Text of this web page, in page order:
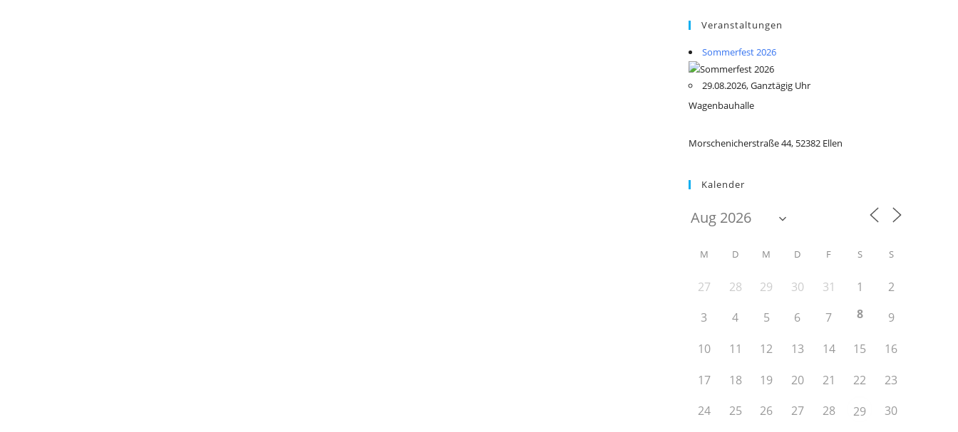
Veranstaltungen
Sommerfest 2026
29.08.2026, Ganztägig Uhr
Wagenbauhalle
Morschenicherstraße 44, 52382 Ellen
Kalender
M D M D F S S
27 28 29 30 31 1
2
3
4 5 6 7 8
9
10
11 12 13 14 15
16
17
18 19 20 21 22
23
24
25 26 27 28 29
30